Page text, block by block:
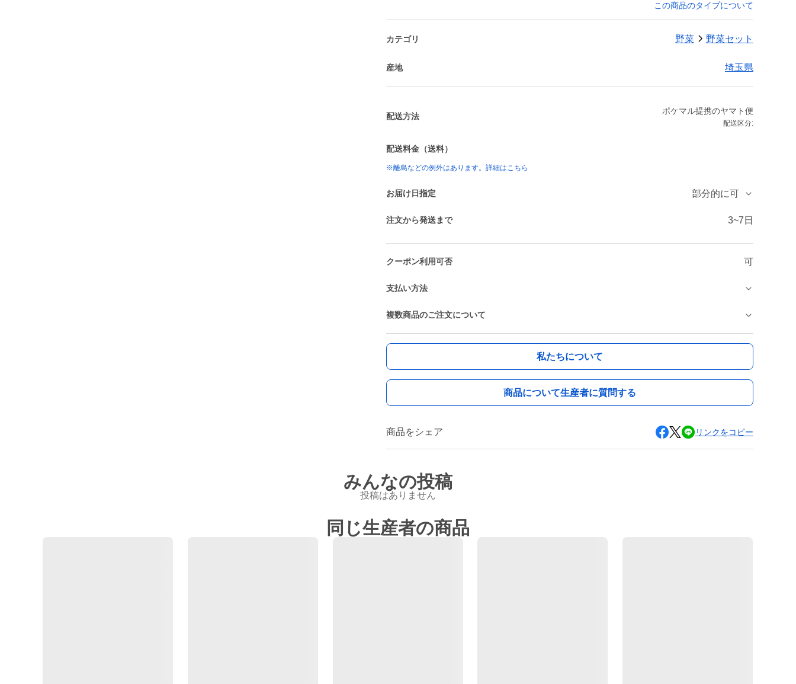
この商品のタイプについて
カテゴリ 野菜 野菜セット
産地 埼玉県
配送方法
ポケマル提携のヤマト便
配送区分:
配送料金（送料）
※離島などの例外はあります。詳細はこちら
お届け日指定 部分的に可
注文から発送まで 3~7日
クーポン利用可否 可
支払い方法
複数商品のご注文について
私たちについて
商品について生産者に質問する
商品をシェア リンクをコピー
みんなの投稿
投稿はありません
同じ生産者の商品